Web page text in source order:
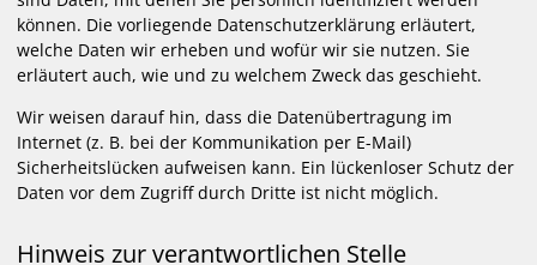
können. Die vorliegende Datenschutzerklärung erläutert,
welche Daten wir erheben und wofür wir sie nutzen. Sie
erläutert auch, wie und zu welchem Zweck das geschieht.
Wir weisen darauf hin, dass die Datenübertragung im
Internet (z. B. bei der Kommunikation per E-Mail)
Sicherheitslücken aufweisen kann. Ein lückenloser Schutz der
Daten vor dem Zugriff durch Dritte ist nicht möglich.
Hinweis zur verantwortlichen Stelle